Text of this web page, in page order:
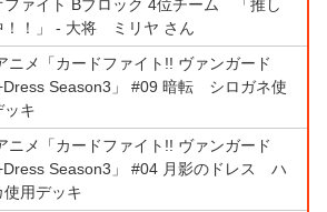
ファイト Bブロック 4位チーム 「推し
！！」 - 大将 ミリヤ さん
ニメ「カードファイト!! ヴァンガード
Season3」 #09 暗転 シロガネ使
ッキ
ニメ「カードファイト!! ヴァンガード
Season3」 #04 月影のドレス ハ
使用デッキ